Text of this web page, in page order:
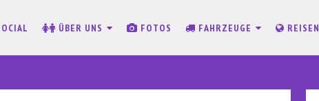
ÜBER UNS FOTOS FAHRZEUGE REISEN